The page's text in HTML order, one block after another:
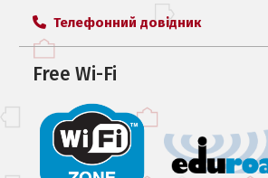
Телефонний довідник
Free Wi-Fi